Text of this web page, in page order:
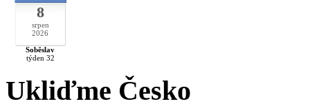
8
srpen
2026
Soběslav
týden 32
Ukliďme Česko